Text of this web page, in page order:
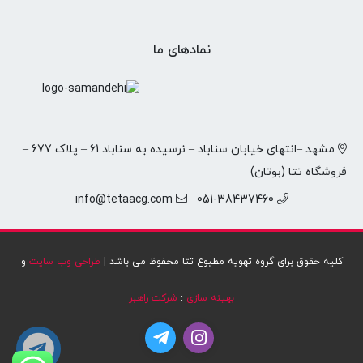
نمادهای ما
مشهد –انتهای خیابان سناباد – نرسیده به سناباد 61 – پلاک 677 –
فروشگاه تتا (بوتان)
051-38437460
info@tetaacg.com
کلیه حقوق برای گروه تهویه مطبوع تتا محفوظ می باشد | طراحی وب سایت و
بهینه سازی : شرکت راهبر